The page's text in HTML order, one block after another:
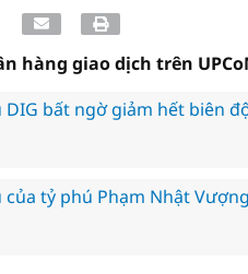
hàng giao dịch trên
DIG bất ngờ giảm hết biên
của tỷ phú Phạm Nhật